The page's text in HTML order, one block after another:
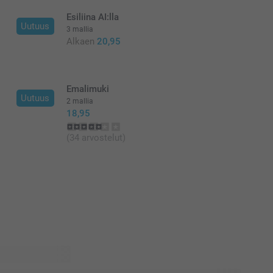
Uutuus
Esiliina AI:lla
3 mallia
Alkaen 20,95
Uutuus
Emalimuki
2 mallia
18,95
(34 arvostelut)